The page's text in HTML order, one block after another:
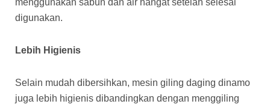
digunakan.
Lebih Higienis
Selain mudah dibersihkan, mesin giling daging dinamo
juga lebih higienis dibandingkan dengan menggiling